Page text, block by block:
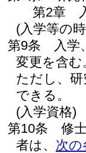
第2章
(入学等の
第9条
入学
変更を含む
ただし、
できる。
(入学資格)
第10条
修
者は、 次の